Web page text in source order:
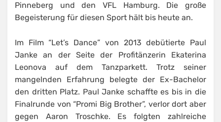
Pinneberg und den VFL Hamburg. Die große
Begeisterung für diesen Sport hält bis heute an.
Im Film “Let’s Dance” von 2013 debütierte Paul
Janke an der Seite der Profitänzerin Ekaterina
Leonova auf dem Tanzparkett. Trotz seiner
mangelnden Erfahrung belegte der Ex-Bachelor
den dritten Platz. Paul Janke schaffte es bis in die
Finalrunde von “Promi Big Brother”, verlor dort aber
gegen Aaron Troschke. Es folgten zahlreiche